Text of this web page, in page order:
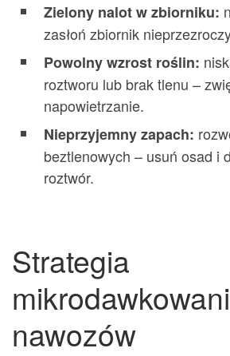
Zielony nalot w zbiorniku:
zasłoń zbiornik
Powolny wzrost roślin:
roztworu lub brak tlenu –
napowietrzanie.
Nieprzyjemny zapach:
beztlenowych – usuń osad i
roztwór.
Strategia
nawozów